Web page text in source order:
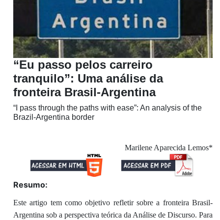
“Eu passo pelos carreiro
tranquilo”: Uma análise da
fronteira Brasil-Argentina
“I pass through the paths with ease”: An analysis of the
Brazil-Argentina border
Marilene Aparecida Lemos*
Resumo:
Este artigo tem como objetivo refletir sobre a fronteira Brasil-
Argentina sob a perspectiva teórica da Análise de Discurso. Para